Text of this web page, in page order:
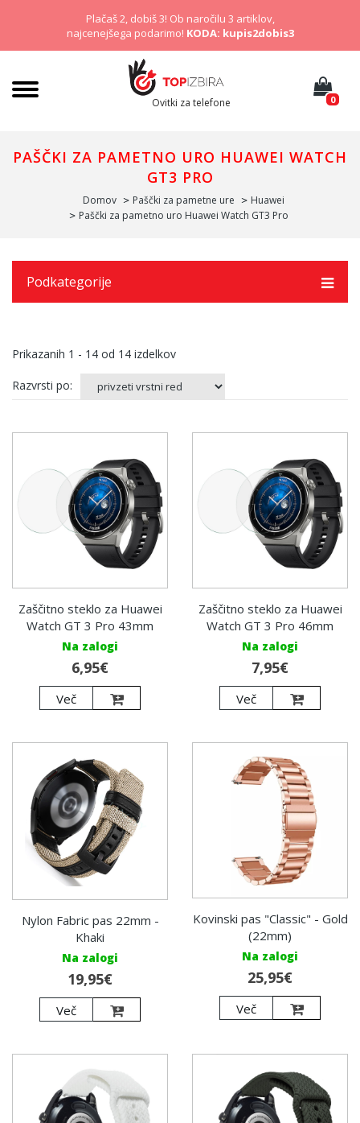
Plačaš 2, dobiš 3! Ob naročilu 3 artiklov,
najcenejšega podarimo! KODA: kupis2dobis3
Ovitki za telefone 0
PAŠČKI ZA PAMETNO URO HUAWEI WATCH
GT3 PRO
Domov Paščki za pametne ure
Huawei
Paščki za pametno uro Huawei Watch GT3 Pro
Podkategorije
Prikazanih 1 - 14 od 14 izdelkov
Razvrsti po:
Zaščitno steklo za Huawei
Watch GT 3 Pro 43mm
Na zalogi
6,95€
Več
Zaščitno steklo za Huawei
Watch GT 3 Pro 46mm
Na zalogi
7,95€
Več
Nylon Fabric pas 22mm -
Khaki
Na zalogi
19,95€
Več
Kovinski pas "Classic" - Gold
(22mm)
Na zalogi
25,95€
Več